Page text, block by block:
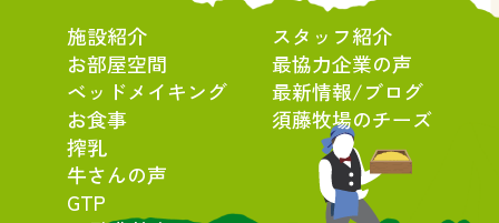
施設紹介
お部屋空間
ベッドメイキング
お食事
搾乳
牛さんの声
スタッフ紹介
最協力企業の声
最新情報/ブログ
須藤牧場のチーズ
GTP